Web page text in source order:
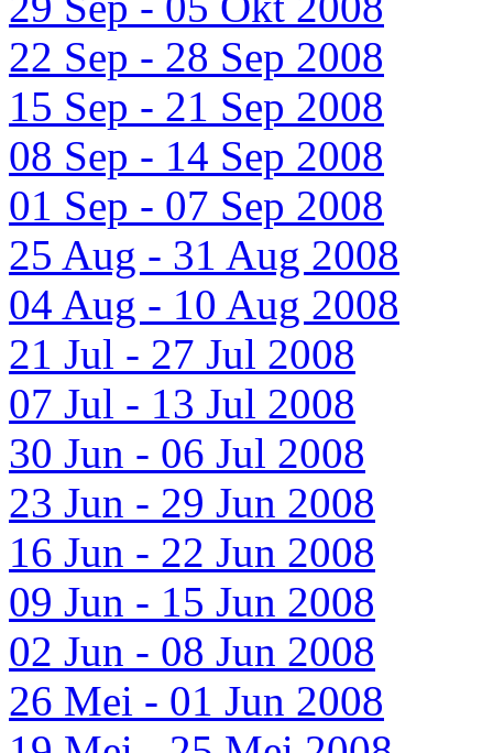
22 Sep - 28 Sep 2008
15 Sep - 21 Sep 2008
08 Sep - 14 Sep 2008
01 Sep - 07 Sep 2008
25 Aug - 31 Aug 2008
04 Aug - 10 Aug 2008
21 Jul - 27 Jul 2008
07 Jul - 13 Jul 2008
30 Jun - 06 Jul 2008
23 Jun - 29 Jun 2008
16 Jun - 22 Jun 2008
09 Jun - 15 Jun 2008
02 Jun - 08 Jun 2008
26 Mei - 01 Jun 2008